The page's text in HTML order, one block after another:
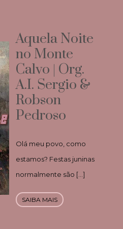
Aquela Noite
no Monte
Calvo | Org.
A.I. Sergio &
Robson
Pedroso
Olá meu povo, como
estamos? Festas juninas
normalmente são […]
SAIBA MAIS